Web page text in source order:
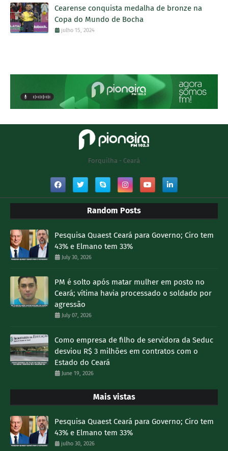
Cearense conquista medalha de bronze na
Copa do Mundo de Bocha
julho 15, 2024
Forquilha - Ceará
Random Posts
Pesquisa Quaest Ceará para Governo; Ciro tem
43% e Elmano tem 33%
July 30, 2026
PM é solto após matar mulher em posto no
Ceará; vítima havia processado o soldado por
agressão
July 07, 2026
Como empresa de filho de servidora da Seduc
desviou R$ 3 milhões em contratos com o
Estado do Ceará
June 19, 2026
Mais vistas
Pesquisa Quaest Ceará para Governo; Ciro tem
43% e Elmano tem 33%
julho 30, 2026